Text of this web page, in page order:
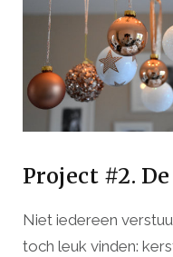
Project #2.
Niet iedereen
toch leuk vinden: